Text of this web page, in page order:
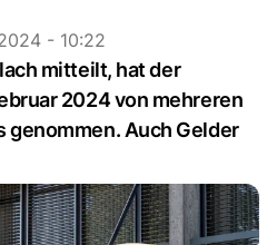
- 10:22
mitteilt, hat der
2024 von mehreren
genommen. Auch Gelder